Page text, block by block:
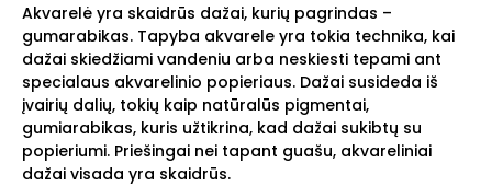
Akvarelė yra skaidrūs dažai, kurių pagrindas –
gumarabikas. Tapyba akvarele yra tokia technika, kai
dažai skiedžiami vandeniu arba neskiesti tepami ant
specialaus akvarelinio popieriaus. Dažai susideda iš
įvairių dalių, tokių kaip natūralūs pigmentai,
gumiarabikas, kuris užtikrina, kad dažai sukibtų su
popieriumi. Priešingai nei tapant guašu, akvareliniai
dažai visada yra skaidrūs.